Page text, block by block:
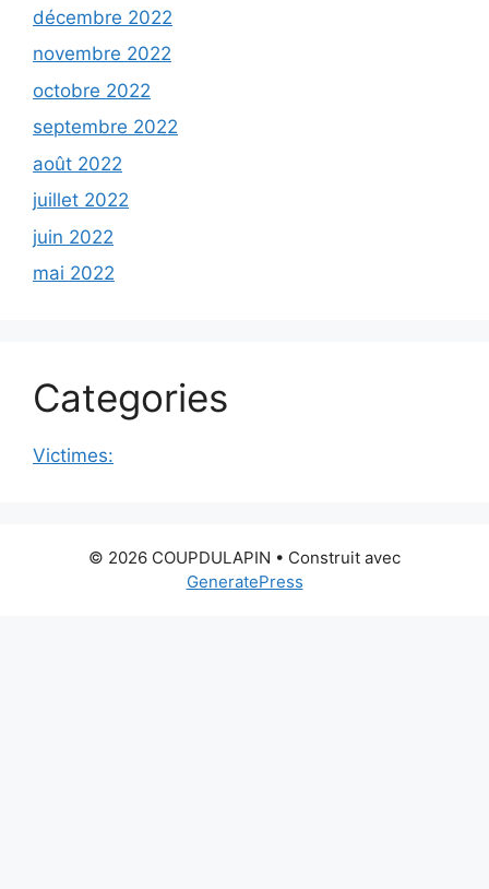
décembre 2022
novembre 2022
octobre 2022
septembre 2022
août 2022
juillet 2022
juin 2022
mai 2022
Categories
Victimes:
© 2026 COUPDULAPIN • Construit avec
GeneratePress